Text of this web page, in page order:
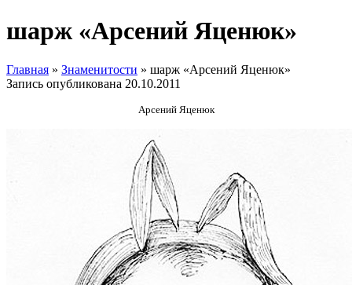
шарж «Арсений Яценюк»
Главная » Знаменитости » шарж «Арсений Яценюк»
Запись опубликована 20.10.2011
Арсений Яценюк